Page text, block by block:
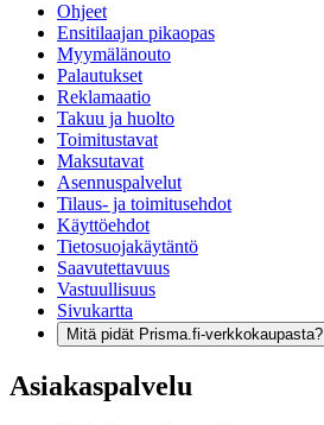
Ohjeet
Ensitilaajan pikaopas
Myymälänouto
Palautukset
Reklamaatio
Takuu ja huolto
Toimitustavat
Maksutavat
Asennuspalvelut
Tilaus- ja toimitusehdot
Käyttöehdot
Tietosuojakäytäntö
Saavutettavuus
Vastuullisuus
Sivukartta
Mitä pidät Prisma.fi-verkkokaupasta?
Asiakaspalvelu